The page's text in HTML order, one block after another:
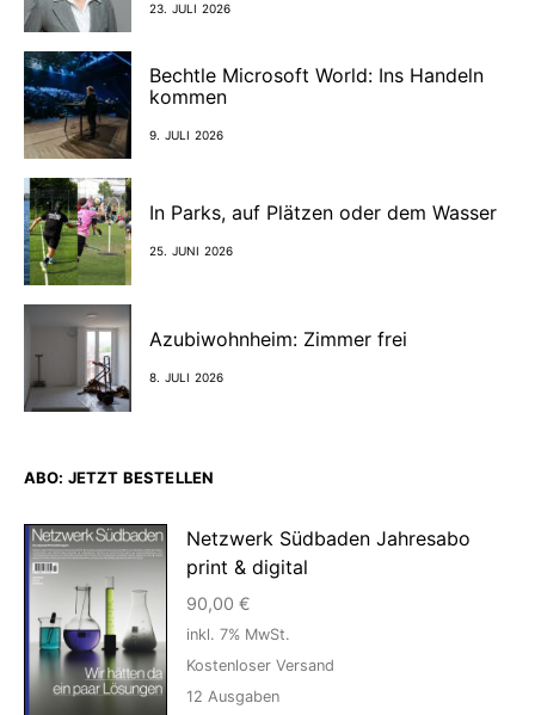
23. JULI 2026
Bechtle Microsoft World: Ins Handeln
kommen
9. JULI 2026
In Parks, auf Plätzen oder dem Wasser
25. JUNI 2026
Azubiwohnheim: Zimmer frei
8. JULI 2026
ABO: JETZT BESTELLEN
Netzwerk Südbaden Jahresabo
print & digital
90,00 €
inkl. 7% MwSt.
Kostenloser Versand
12 Ausgaben